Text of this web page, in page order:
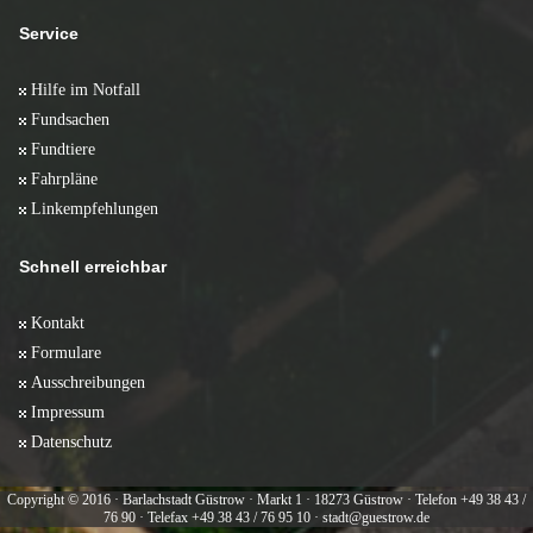
Service
Hilfe im Notfall
Fundsachen
Fundtiere
Fahrpläne
Linkempfehlungen
Schnell erreichbar
Kontakt
Formulare
Ausschreibungen
Impressum
Datenschutz
Copyright © 2016 · Barlachstadt Güstrow · Markt 1 · 18273 Güstrow · Telefon +49 38 43 /
76 90 · Telefax +49 38 43 / 76 95 10 · stadt@guestrow.de